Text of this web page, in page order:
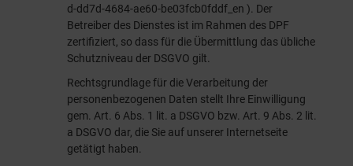
d-dd7d-4684-ae60-be03fcb0fddf_en ). Der
Betreiber des Dienstes ist im Rahmen des DPF
zertifiziert, so dass für die Übermittlung das übliche
Schutzniveau der DSGVO gilt.
Rechtsgrundlage für die Verarbeitung der
personenbezogenen Daten stellt Ihre Einwilligung
gem. Art. 6 Abs. 1 lit. a DSGVO bzw. Art. 9 Abs. 2 lit.
a DSGVO dar, die Sie auf unserer Internetseite
getätigt haben.